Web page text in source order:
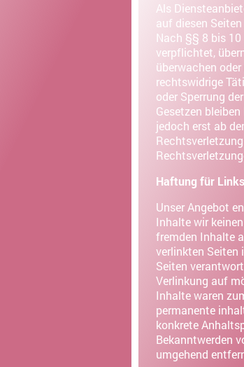
Als
auf diesen
Nach §§ 8 bis
verpflichtet,
überwachen
rechtswidrige
oder Sperrung
Gesetzen
jedoch erst ab
Haftung für Links
Unser Angebot
Inhalte wir
fremden Inhalte
verlinkten Seiten
Seiten
Verlinkung auf
Inhalte waren
permanente
konkrete
Bekanntwerden
umgehend